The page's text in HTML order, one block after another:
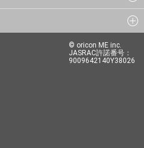
© oricon ME inc.
JASRAC許諾番号：
9009642140Y38026